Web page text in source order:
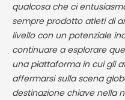
qualcosa che ci
sempre prodotto atleti di
livello con un potenziale
continuare a esplorare
una piattaforma in cui gli
affermarsi sulla scena
destinazione chiave nella